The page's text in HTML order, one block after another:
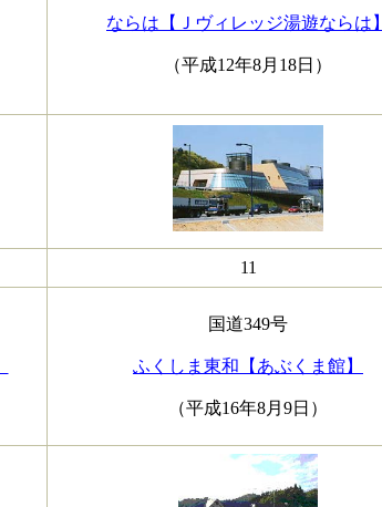
ならは【Ｊヴィレッジ湯遊ならは】
（平成12年8月18日）
11
国道349号
ふくしま東和【あぶくま館】
（平成16年8月9日）